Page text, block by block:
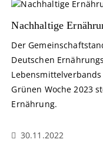
Nachhaltige
Der
Deutschen
Grünen Woche 2023
Ernährung.
30.11.2022